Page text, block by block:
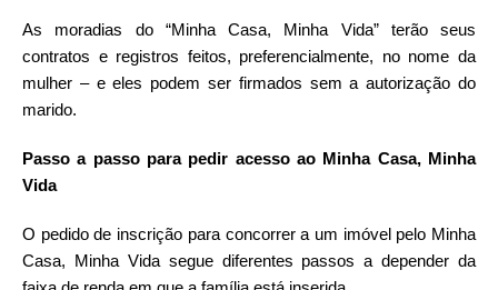
As moradias do “Minha Casa, Minha Vida” terão seus
contratos e registros feitos, preferencialmente, no nome da
mulher – e eles podem ser firmados sem a autorização do
marido.
Passo a passo para pedir acesso ao Minha Casa, Minha
Vida
O pedido de inscrição para concorrer a um imóvel pelo Minha
Casa, Minha Vida segue diferentes passos a depender da